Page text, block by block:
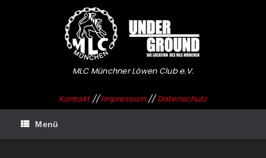
MLC Münchner Löwen Club e.V.
Kontakt//Impressum//Datenschutz
Menü